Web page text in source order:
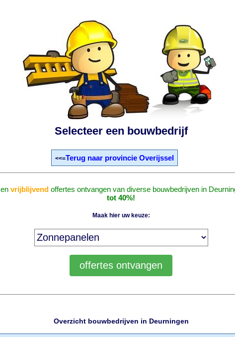
Selecteer een bouwbedrijf
<<=Terug naar provincie Overijssel
envrijblijvend offertes ontvangen van diverse bouwbedrijven in
tot 40%!
Maak hier uw keuze:
Overzicht bouwbedrijven in Deurningen